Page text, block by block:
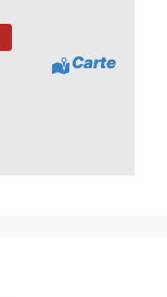
Carte